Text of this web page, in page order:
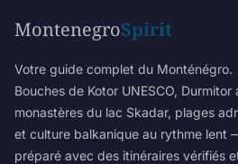
MontenegroSpirit
Votre guide complet du Monténégro.
Bouches de Kotor UNESCO, Durmitor
monastères du lac Skadar, plages
et culture balkanique au rythme lent
préparé avec des itinéraires vérifiés